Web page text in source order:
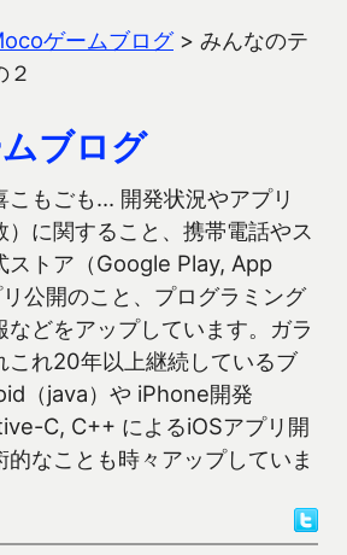
ゲームブログ> みんなのテ
２
ブログ
こもごも… 開発状況やアプリ
）に関すること、携帯電話やス
ストア（Google Play, App
公開のこと、プログラミング
どをアップしています。ガラ
これ20年以上継続しているブ
（java）や iPhone開発
C, C++ によるiOSアプリ開
なことも時々アップしていま